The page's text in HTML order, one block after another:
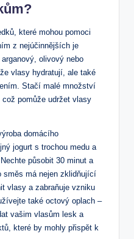
které mohou pomoci
z nejúčinnějších je
olivový nebo
⁤vlasy‍ hydratují, ale také⁣
Stačí malé množství
pomůže udržet vlasy
domácího
jogurt⁣ s trochou medu a
působit 30 ⁤minut a
‌směs‌ má nejen zklidňující
vlasy a zabraňuje vzniku
také octový​ oplach –
vašim vlasům ⁢lesk a
‌které by mohly přispět k